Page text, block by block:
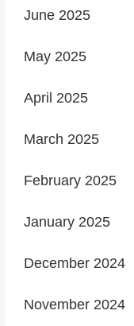
June 2025
May 2025
April 2025
March 2025
February 2025
January 2025
December 2024
November 2024